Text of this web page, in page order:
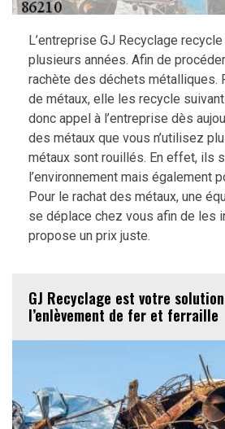
L’entreprise GJ Recyclage
plusieurs années. Afin de
rachète des déchets métalliques.
de métaux, elle les recycle
donc appel à l’entreprise dès
des métaux que vous n’utilisez
métaux sont rouillés. En effet, ils
l’environnement mais également
Pour le rachat des métaux, une
se déplace chez vous afin de les
propose un prix juste.
GJ Recyclage est votre
l’enlèvement de fer et ferraille